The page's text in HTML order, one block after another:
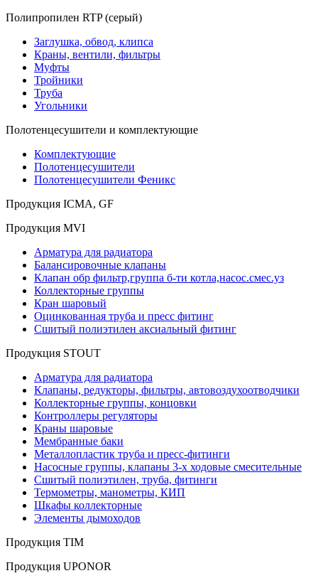
Полипропилен RTP (серый)
Заглушка, обвод, клипса
Краны, вентили, фильтры
Муфты
Тройники
Труба
Угольники
Полотенцесушители и комплектующие
Комплектующие
Полотенцесушители
Полотенцесушители Феникс
Продукция ICMA, GF
Продукция MVI
Арматура для радиатора
Балансировочные клапаны
Клапан обр фильтр,группа б-ти котла,насос.смес.уз
Коллекторные группы
Кран шаровый
Оцинкованная труба и пресс фитинг
Сшитый полиэтилен аксиальный фитинг
Продукция STOUT
Арматура для радиатора
Клапаны, редукторы, фильтры, автовоздухоотводчики
Коллекторные группы, концовки
Контроллеры регуляторы
Краны шаровые
Мембранные баки
Металлопластик труба и пресс-фитинги
Насосные группы, клапаны 3-х ходовые смесительные
Сшитый полиэтилен, труба, фитинги
Термометры, манометры, КИП
Шкафы коллекторные
Элементы дымоходов
Продукция TIM
Продукция UPONOR